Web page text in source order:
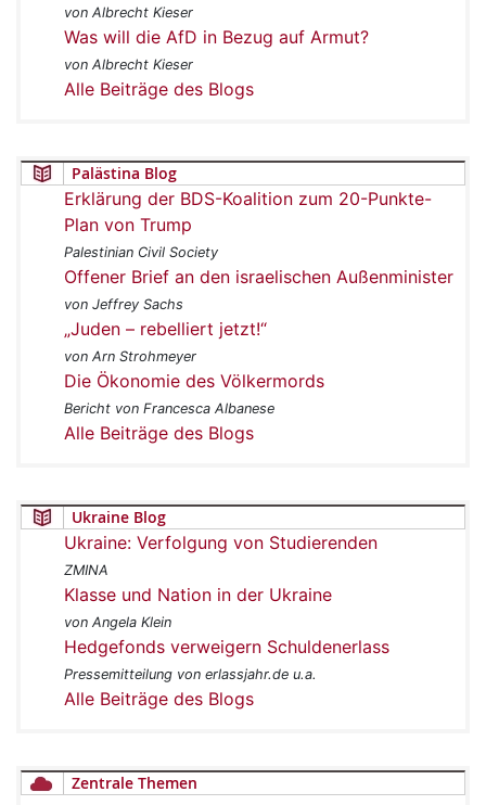
von Albrecht Kieser
Was will die AfD in Bezug auf Armut?
von Albrecht Kieser
Alle Beiträge des Blogs
Palästina Blog
Erklärung der BDS-Koalition zum 20-Punkte-
Plan von Trump
Palestinian Civil Society
Offener Brief an den israelischen Außenminister
von Jeffrey Sachs
„Juden – rebelliert jetzt!“
von Arn Strohmeyer
Die Ökonomie des Völkermords
Bericht von Francesca Albanese
Alle Beiträge des Blogs
Ukraine Blog
Ukraine: Verfolgung von Studierenden
ZMINA
Klasse und Nation in der Ukraine
von Angela Klein
Hedgefonds verweigern Schuldenerlass
Pressemitteilung von erlassjahr.de u.a.
Alle Beiträge des Blogs
Zentrale Themen